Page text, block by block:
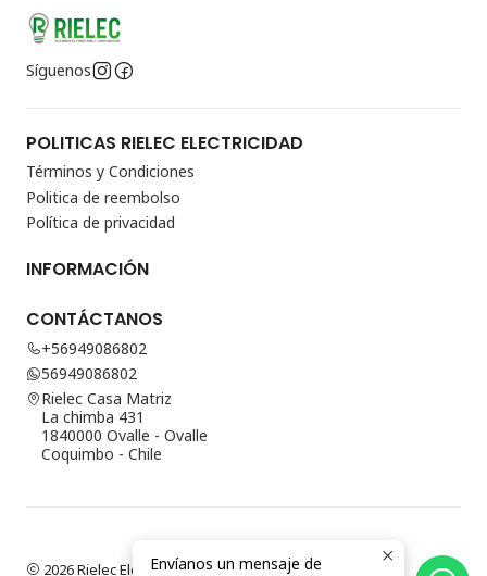
Síguenos
POLITICAS RIELEC ELECTRICIDAD
Términos y Condiciones
Politica de reembolso
Política de privacidad
INFORMACIÓN
CONTÁCTANOS
+56949086802
56949086802
Rielec Casa Matriz
La chimba 431
1840000 Ovalle - Ovalle
Coquimbo - Chile
2026 Rielec Electricidad.Envíanos un mensaje de